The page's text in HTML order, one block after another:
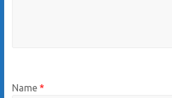
Name *